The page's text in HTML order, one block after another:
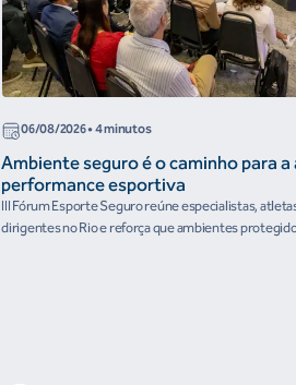
06/08/2026• 4 minutos
Ambiente seguro é o caminho para a
performance esportiva
III Fórum Esporte Seguro reúne especialistas,
dirigentes no Rio e reforça que ambientes